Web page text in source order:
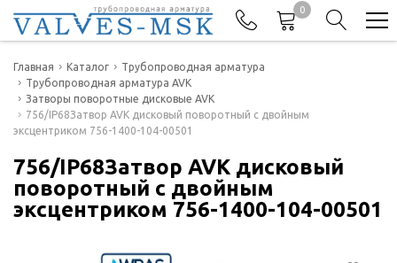
0
Телефоны
+7(977) 474-62-50
Отдел продаж
Главная Каталог
Трубопроводная арматура
Трубопроводная арматура AVK
Затворы поворотные дисковые AVK
756/IP68Затвор AVK дисковый поворотный с двойным
эксцентриком 756-1400-104-00501
756/IP68Затвор AVK дисковый
поворотный с двойным
эксцентриком 756-1400-104-00501